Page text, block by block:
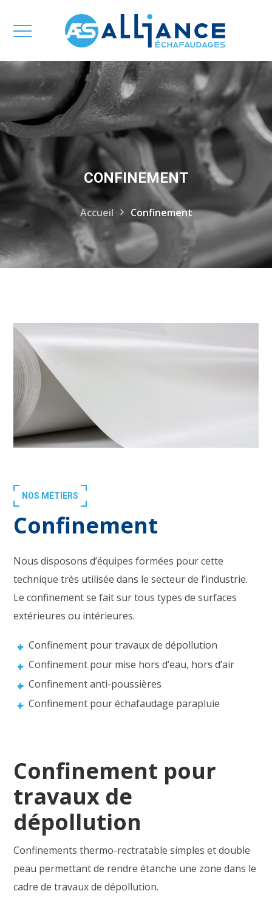
CONFINEMENT
Accueil Confinement
NOS MÉTIERS
Confinement
Nous disposons d’équipes formées pour cette
technique très utilisée dans le secteur de l’industrie.
Le confinement se fait sur tous types de surfaces
extérieures ou intérieures.
Confinement pour travaux de dépollution
Confinement pour mise hors d’eau, hors d’air
Confinement anti-poussières
Confinement pour échafaudage parapluie
Confinement pour
travaux de
dépollution
Confinements thermo-rectratable simples et double
peau permettant de rendre étanche une zone dans le
cadre de travaux de dépollution.